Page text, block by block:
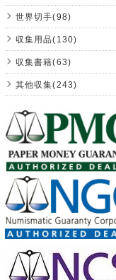
世界切手(98)
収集用品(130)
収集書籍(63)
其他収集(243)